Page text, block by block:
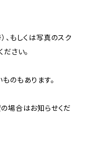
、もしくは写真のスク
さい。
のもあります。
場合はお知らせくだ